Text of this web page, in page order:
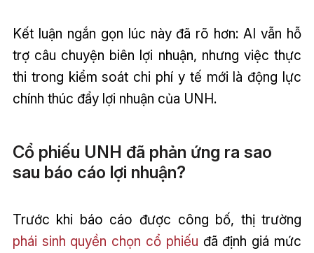
Kết luận ngắn gọn lúc này đã rõ hơn: AI vẫn hỗ
trợ câu chuyện biên lợi nhuận, nhưng việc thực
thi trong kiểm soát chi phí y tế mới là động lực
chính thúc đẩy lợi nhuận của UNH.
Cổ phiếu UNH đã phản ứng ra sao
sau báo cáo lợi nhuận?
Trước khi báo cáo được công bố, thị trường
phái sinh quyền chọn cổ phiếu đã định giá mức